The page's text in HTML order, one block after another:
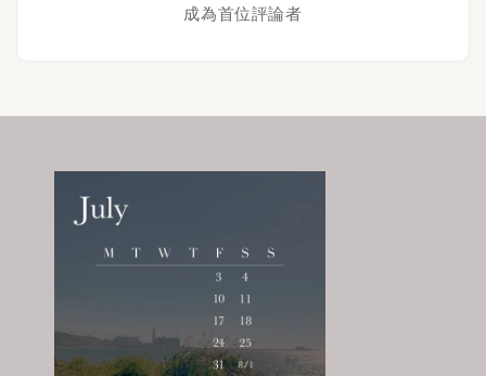
成為首位評論者